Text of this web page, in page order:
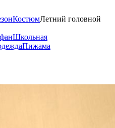
КостюмЛетний головной
Школьная
Пижама